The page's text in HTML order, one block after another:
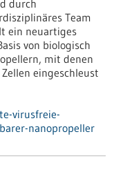
durch
Team
ein neuartiges
von biologisch
mit denen
eingeschleust
virusfreie-
nanopropeller